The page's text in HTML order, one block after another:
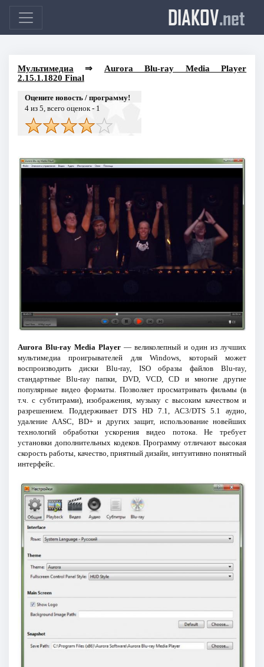
DIAKOV.net
Мультимедиа ⇒ Aurora Blu-ray Media Player
2.15.1.1820 Final
Оцените новость / программу!
4из 5, всего оценок - 1
Aurora Blu-ray Media Player— великолепный и один из лучших
мультимедиа проигрывателей для Windows, который может
воспроизводить диски Blu-ray, ISO образы файлов Blu-ray,
стандартные Blu-ray папки, DVD, VCD, CD и многие другие
популярные видео форматы. Позволяет просматривать фильмы (в
т.ч. с субтитрами), изображения, музыку с высоким качеством и
разрешением. Поддерживает DTS HD 7.1, AC3/DTS 5.1 аудио,
удаление AASC, BD+ и других защит, использование новейших
технологий обработки ускорения видео потока. Не требует
установки дополнительных кодеков. Программу отличают высокая
скорость работы, качество, приятный дизайн, интуитивно понятный
интерфейс.